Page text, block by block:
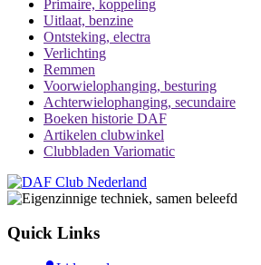
Primaire, koppeling
Uitlaat, benzine
Ontsteking, electra
Verlichting
Remmen
Voorwielophanging, besturing
Achterwielophanging, secundaire
Boeken historie DAF
Artikelen clubwinkel
Clubbladen Variomatic
Quick Links